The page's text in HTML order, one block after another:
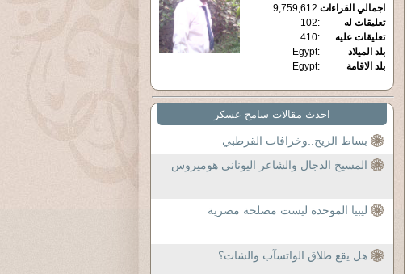
اجمالي القراءات:
9,759,612
تعليقات له
:
102
تعليقات عليه
:
410
بلد الميلاد
:
Egypt
بلد الاقامة
:
Egypt
احدث مقالات سامح عسكر
بساط الريح..وخرافات القرطبي
المسيخ الدجال والشاعر اليوناني هوميروس
ليبيا الموحدة ليست مصلحة مصرية
هل يقع طلاق الواتسآب والشات؟